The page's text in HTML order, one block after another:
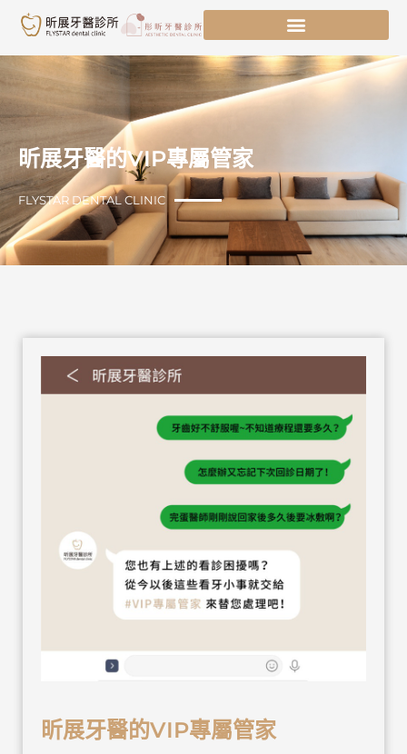
昕展牙醫的VIP專屬管家
FLYSTAR DENTAL CLINIC
昕展牙醫的VIP專屬管家